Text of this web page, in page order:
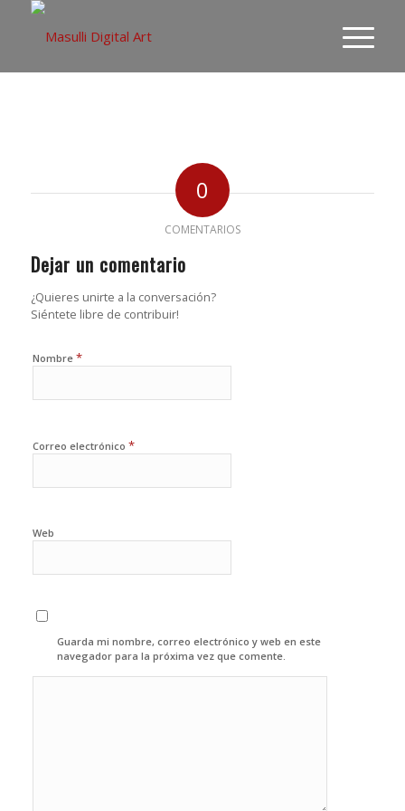
0
COMENTARIOS
Dejar un comentario
¿Quieres unirte a la conversación?
Siéntete libre de contribuir!
Nombre *
Correo electrónico *
Web
Guarda mi nombre, correo electrónico y web en este
navegador para la próxima vez que comente.